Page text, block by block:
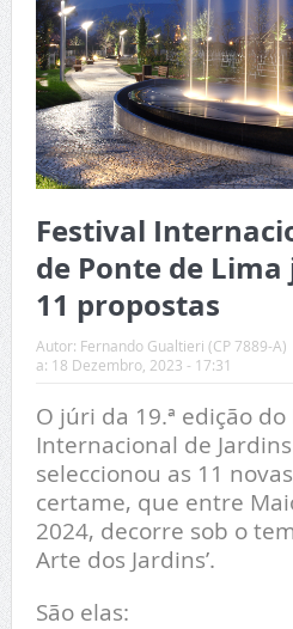
Festival
de Ponte de
11 propostas
Autor: Fernando Gualtieri (CP 7889-A)
a: 18 Dezembro, 2023 - 17:31
O júri da 19.ª edição do
Internacional de
seleccionou as 11
certame, que entre
2024, decorre sob o
Arte dos Jardins’.
São elas: